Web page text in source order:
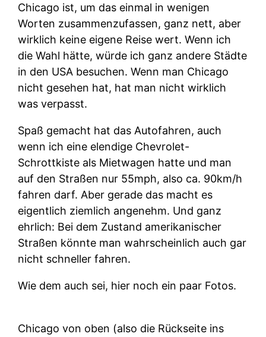
Chicago ist, um das einmal in wenigen
Worten zusammenzufassen, ganz nett, aber
wirklich keine eigene Reise wert. Wenn ich
die Wahl hätte, würde ich ganz andere Städte
in den USA besuchen. Wenn man Chicago
nicht gesehen hat, hat man nicht wirklich
was verpasst.
Spaß gemacht hat das Autofahren, auch
wenn ich eine elendige Chevrolet-
Schrottkiste als Mietwagen hatte und man
auf den Straßen nur 55mph, also ca. 90km/h
fahren darf. Aber gerade das macht es
eigentlich ziemlich angenehm. Und ganz
ehrlich: Bei dem Zustand amerikanischer
Straßen könnte man wahrscheinlich auch gar
nicht schneller fahren.
Wie dem auch sei, hier noch ein paar Fotos.
Chicago von oben (also die Rückseite ins